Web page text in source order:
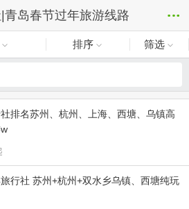
青岛春节过年旅游线路
排序 筛选
排名苏州、杭州、上海、西塘、乌镇高
行社 苏州+杭州+双水乡乌镇、西塘纯玩